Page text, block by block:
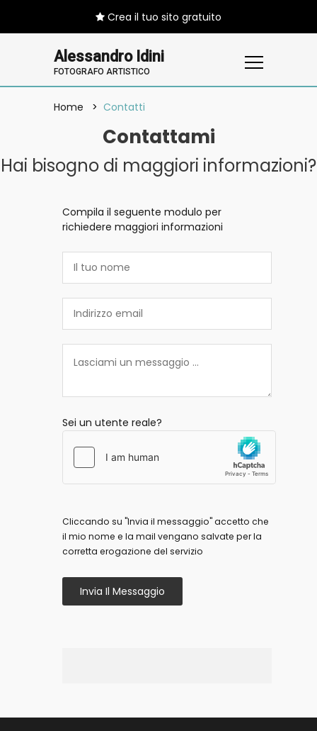
Crea il tuo sito gratuito
Alessandro Idini
FOTOGRAFO ARTISTICO
Home Contatti
Contattami
Hai bisogno di maggiori informazioni?
Compila il seguente modulo per
richiedere maggiori informazioni
Sei un utente reale?
Cliccando su "Invia il messaggio" accetto che
il mio nome e la mail vengano salvate per la
corretta erogazione del servizio
Invia Il Messaggio